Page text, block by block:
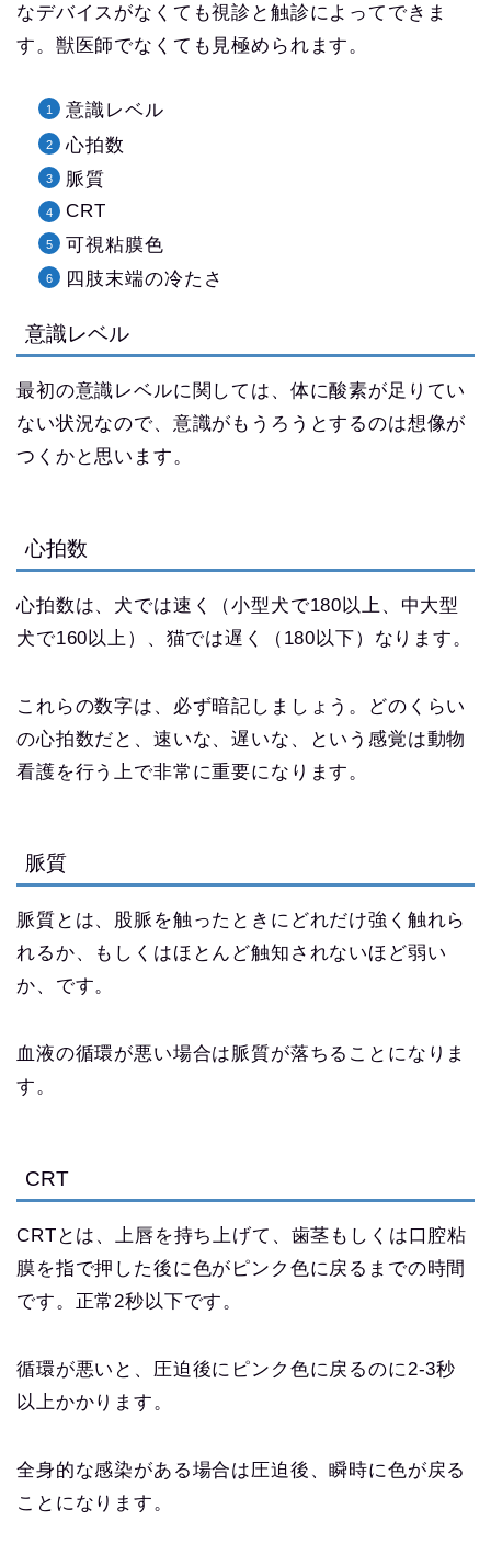
なデバイスがなくても視診と触診によってできま
す。獣医師でなくても見極められます。
意識レベル
心拍数
脈質
CRT
可視粘膜色
四肢末端の冷たさ
意識レベル
最初の意識レベルに関しては、体に酸素が足りてい
ない状況なので、意識がもうろうとするのは想像が
つくかと思います。
心拍数
心拍数は、犬では速く（小型犬で180以上、中大型
犬で160以上）、猫では遅く（180以下）なります。
これらの数字は、必ず暗記しましょう。どのくらい
の心拍数だと、速いな、遅いな、という感覚は動物
看護を行う上で非常に重要になります。
脈質
脈質とは、股脈を触ったときにどれだけ強く触れら
れるか、もしくはほとんど触知されないほど弱い
か、です。
血液の循環が悪い場合は脈質が落ちることになりま
す。
CRT
CRTとは、上唇を持ち上げて、歯茎もしくは口腔粘
膜を指で押した後に色がピンク色に戻るまでの時間
です。正常2秒以下です。
循環が悪いと、圧迫後にピンク色に戻るのに2-3秒
以上かかります。
全身的な感染がある場合は圧迫後、瞬時に色が戻る
ことになります。